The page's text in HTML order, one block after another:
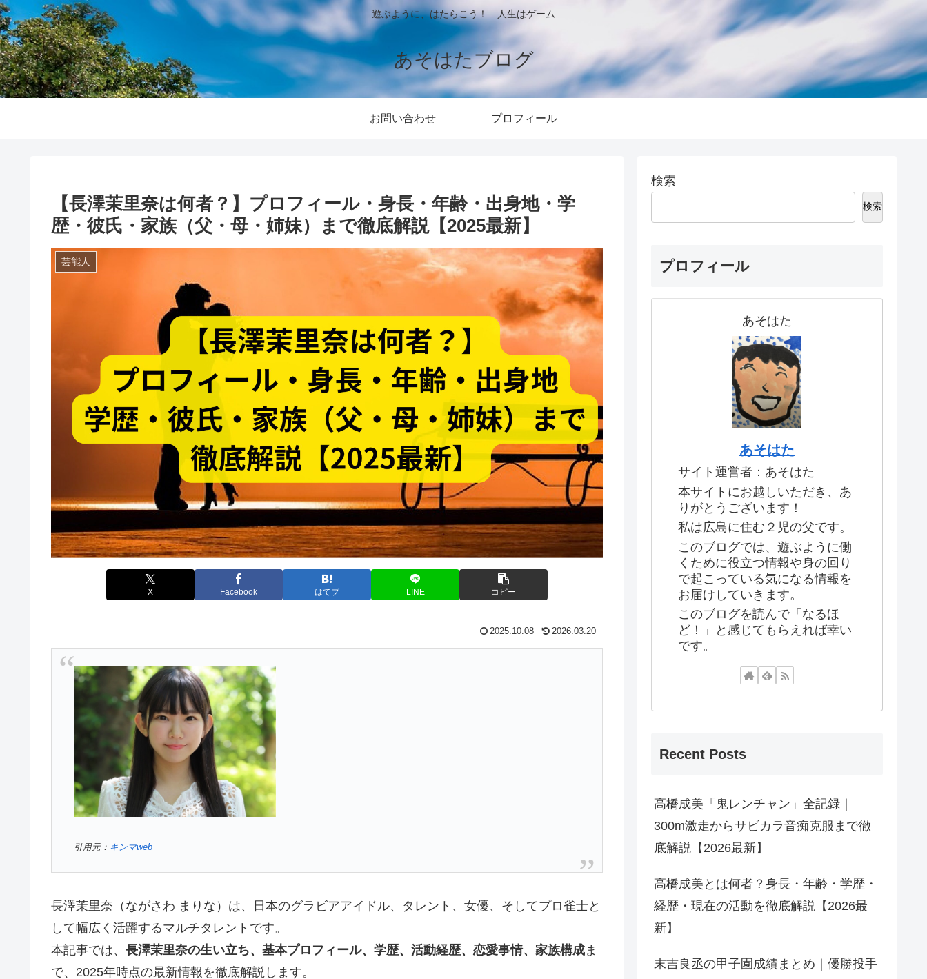
遊ぶように、はたらこう！ 人生はゲーム
あそはたブログ
お問い合わせ プロフィール
【長澤茉里奈は何者？】プロフィール・身長・年齢・出身地・学
歴・彼氏・家族（父・母・姉妹）まで徹底解説【2025最新】
芸能人
X Facebook はてブ LINE コピー
2025.10.08 2026.03.20
引用元： キンマweb
長澤茉里奈（ながさわ まりな）は、日本のグラビアアイドル、タレント、女優、そしてプロ雀士と
して幅広く活躍するマルチタレントです。
本記事では、 長澤茉里奈の生い立ち、基本プロフィール、学歴、活動経歴、恋愛事情、家族構成ま
で、2025年時点の最新情報を徹底解説します。
検索
検索
プロフィール
あそはた
あそはた
サイト運営者：あそはた
本サイトにお越しいただき、あ
りがとうございます！
私は広島に住む２児の父です。
このブログでは、遊ぶように働
くために役立つ情報や身の回り
で起こっている気になる情報を
お届けしていきます。
このブログを読んで「なるほ
ど！」と感じてもらえれば幸い
です。
Recent Posts
高橋成美「鬼レンチャン」全記録｜
300m激走からサビカラ音痴克服まで徹
底解説【2026最新】
高橋成美とは何者？身長・年齢・学歴・
経歴・現在の活動を徹底解説【2026最
新】
末吉良丞の甲子園成績まとめ｜優勝投手